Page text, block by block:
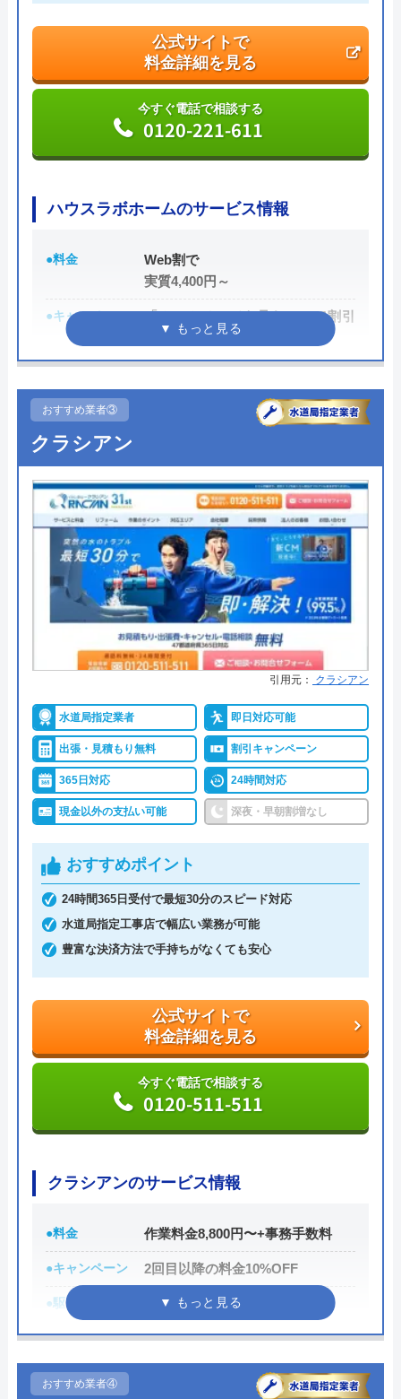
ため技術力はもちろん接客もよく、トイレや排水
管、給湯器や蛇口の修理交換まで水回りのことなら
何でも相談できます。
に伝えるようにしましょう。
ないので、相見積もりの際は必ず相談しておきたい
イースマイルの詳細ページはこちら
公式サイトで
料金詳細を見る
イースマイルの基本情報
運営会社 株式会社イースマイル
代表者 島村禮孝
創業・設立 1992年6月1日創立
大阪府大阪市中央区瓦屋町3丁目7-3 イ
ースマイルビル
対応エリア 39都道府県
公式サイトで
料金詳細を見る
今すぐ電話で相談する
0120-221-611
ハウスラボホームのサービス情報
●料金
Web割で
実質4,400円～
●キャンペーン
「ホームページを見た！」で割引
2,000円
●受付時間
●定休日
●出張見積もり 出張・見積もり無料
●支払い方法
現金、クレジットカード、コンビ
ニ後払い、QRコード決済
●累計実績
提携先は大手企業との法人契約多
数
●保証・保険
商品保証最長10年・施工保証最長5
年
詳細は公式HPでご確認ください
ハウスラボホームがおすすめの理由
ハウスラボホームは全国各地に拠点を構えている水
道修理業者です。トイレ、キッチン、浴室などの水
まわりトラブル全般に対応しており、作業料金が
6,600円からとお手頃価格で提供をしています。
万が一、水まわりに問題が発生した場合は、最短20
分でお客様の元にスタッフが駆けつけます。出張見
積もりキャンセルは0円、深夜早朝でも割増料金は
トラブルの原因や作業例などが分かりやすく記載さ
れており、依頼の際も安心できますね。候補のひと
つにしてみてください。
ちなみに、電話で連絡した際に「サイトを見た」と
伝えると作業料金が2,000円割引になるWEB割があ
公式サイトで
今すぐ電話で相談する
0120-221-611
おすすめ業者③
クラシアン
引用元： クラシアン
水道局指定業者 即日対応可能
出張・見積もり無料 割引キャンペーン
365日対応 24時間対応
現金以外の支払い可能 深夜・早朝割増なし
おすすめポイント
24時間365日受付で最短30分のスピード対応
水道局指定工事店で幅広い業務が可能
豊富な決済方法で手持ちがなくても安心
公式サイトで
料金詳細を見る
今すぐ電話で相談する
0120-511-511
クラシアンのサービス情報
●料金 作業料金8,800円〜+事務手数料
●キャンペーン 2回目以降の料金10%OFF
●駆けつけ時間 最短30分
●受付時間 24時間
●定休日
おすすめ業者④